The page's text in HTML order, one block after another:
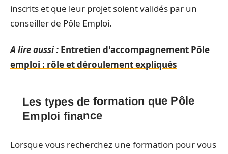
inscrits et que leur projet soient validés par un
conseiller de Pôle Emploi.
A lire aussi : Entretien d'accompagnement Pôle
emploi : rôle et déroulement expliqués
Les types de formation que Pôle
Emploi finance
Lorsque vous recherchez une formation pour vous